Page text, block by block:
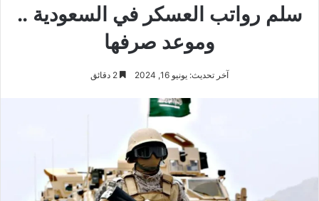
سلم رواتب العسكر في السعودية ..
وموعد صرفها
آخر تحديث: يونيو 16, 2024